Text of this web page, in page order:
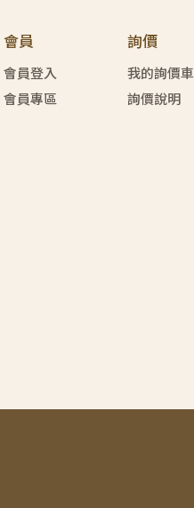
會員
會員登入
會員專區
詢價
我的詢價車
詢價說明